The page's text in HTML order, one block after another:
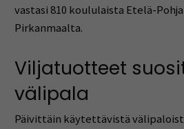
vastasi 810 koululaista Etelä-
Pirkanmaalta.
Viljatuotteet
välipala
Päivittäin käytettävistä